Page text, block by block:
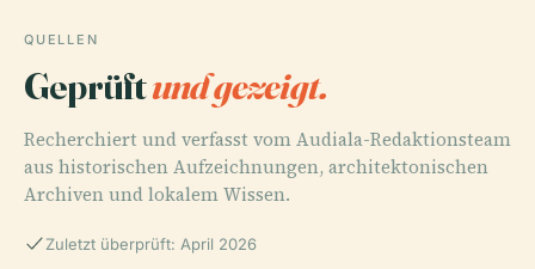
QUELLEN
Geprüftund gezeigt.
Recherchiert und verfasst vom Audiala-Redaktionsteam
aus historischen Aufzeichnungen, architektonischen
Archiven und lokalem Wissen.
Zuletzt überprüft: April 2026